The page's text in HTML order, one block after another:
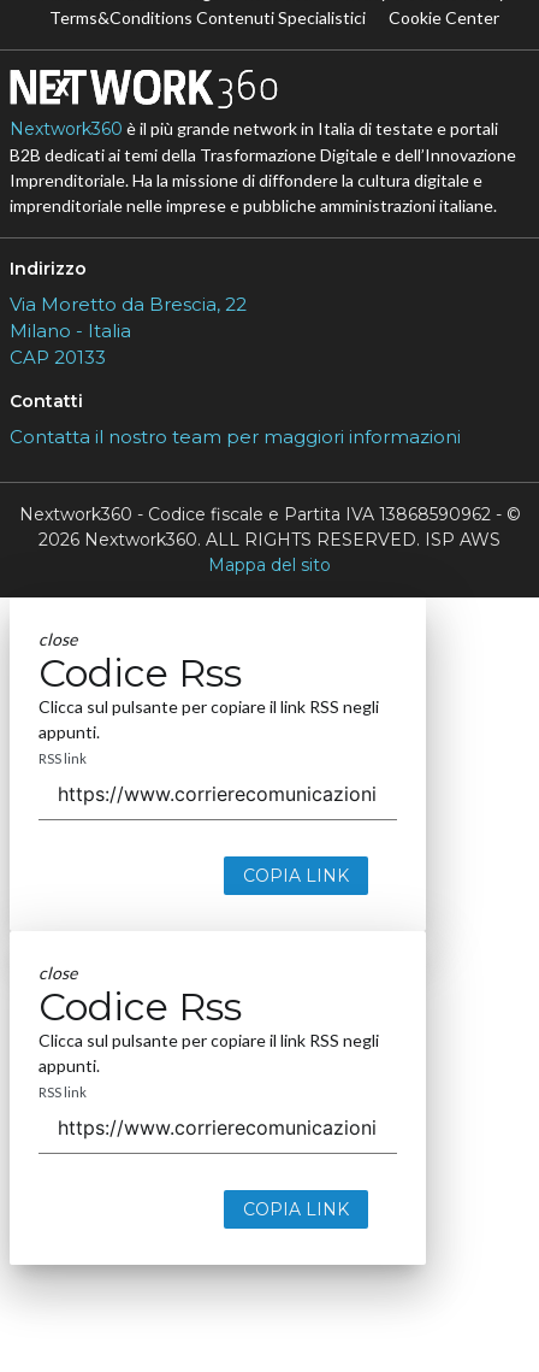
Terms&Conditions Contenuti Specialistici
Cookie Center
Nextwork360 è il più grande network in Italia di testate e portali
B2B dedicati ai temi della Trasformazione Digitale e dell’Innovazione
Imprenditoriale. Ha la missione di diffondere la cultura digitale e
imprenditoriale nelle imprese e pubbliche amministrazioni italiane.
Indirizzo
Via Moretto da Brescia, 22
Milano - Italia
CAP 20133
Contatti
Contatta il nostro team per maggiori informazioni
Nextwork360 - Codice fiscale e Partita IVA 13868590962 - ©
2026 Nextwork360. ALL RIGHTS RESERVED. ISP AWS
Mappa del sito
close
Codice Rss
Clicca sul pulsante per copiare il link RSS negli
appunti.
RSS link
COPIA LINK
close
Codice Rss
Clicca sul pulsante per copiare il link RSS negli
appunti.
RSS link
COPIA LINK